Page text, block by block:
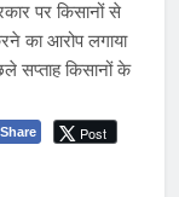
पर किसानों से
का आरोप लगाया
सप्ताह किसानों के
Share Post